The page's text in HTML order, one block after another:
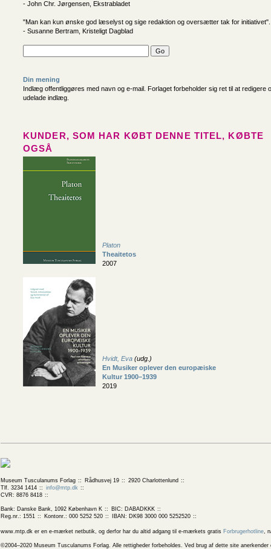
- John Chr. Jørgensen, Ekstrabladet
"Man kan kun ønske god læselyst og sige redaktion og oversætter tak for initiativet".
- Susanne Bertram, Kristeligt Dagblad
Din mening
Indlæg offentliggøres med navn og e-mail. Forlaget forbeholder sig ret til at redigere
udelade indlæg.
KUNDER, SOM HAR KØBT DENNE TITEL, KØBTE
OGSÅ
Platon
Theaitetos
2007
Hvidt, Eva (udg.)
En Musiker oplever den europæiske
Kultur 1900–1939
2019
Museum Tusculanums Forlag Rådhusvej 19
2920 Charlottenlund
Tlf. 3234 1414
info@mtp.dk
CVR: 8876 8418
Bank: Danske Bank, 1092 København K
BIC: DABADKKK
Reg.nr.: 1551
Kontonr.: 000 5252 520 IBAN: DK98 3000 000 5252520
www.mtp.dk er en e-mærket netbutik, og derfor har du altid adgang til e-mærkets gratis Forbrugerhotline,
©2004–2020 Museum Tusculanums Forlag. Alle rettigheder forbeholdes. Ved brug af dette site